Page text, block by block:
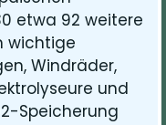
etwa 92 weitere
wichtige
Windräder,
und
Speicherung